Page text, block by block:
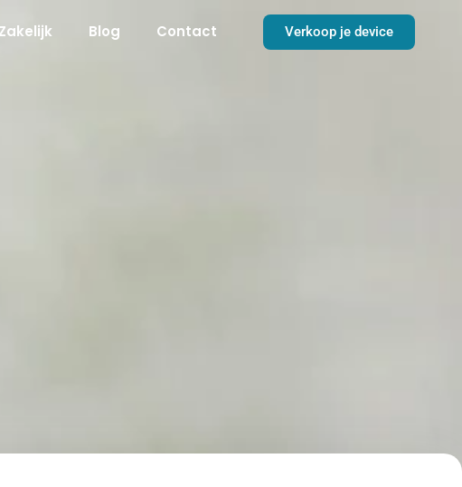
Zakelijk Blog Contact Verkoop je device